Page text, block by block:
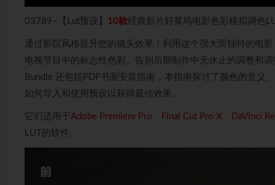
03789–【Lut预设】 10款经典影片好莱坞电影色彩模拟调色
通过影院风格提升您的镜头效果！利用这个强大而独特的电
电视节目中的标志性色彩。告别后期制作中无休止的调整和
Bundle 还包括PDF书面安装指南，本指南探讨了颜色的意
如何导入和使用预设以获得最佳效果。
它们适用于Adobe Premiere Pro、Final Cut Pro X、DaVinci
LUT的软件。